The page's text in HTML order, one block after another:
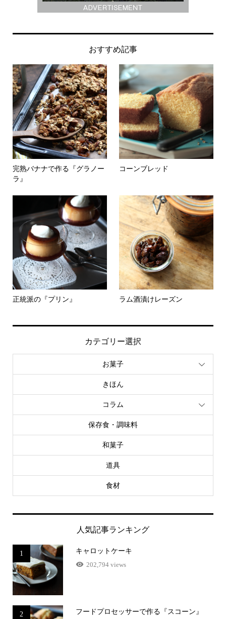
おすすめ記事
完熟バナナで作る『グラノー
ラ』
コーンブレッド
正統派の『プリン』 ラム酒漬けレーズン
カテゴリー選択
お菓子
きほん
コラム
保存食・調味料
和菓子
道具
食材
人気記事ランキング
1
キャロットケーキ
202,794 views
2
フードプロセッサーで作る『スコーン』